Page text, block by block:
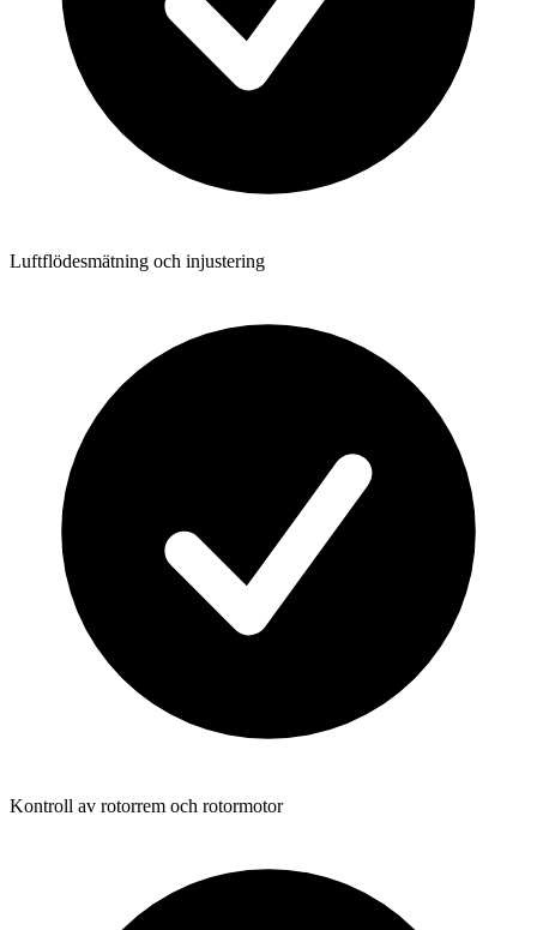
Luftflödesmätning och injustering
Kontroll av rotorrem och rotormotor